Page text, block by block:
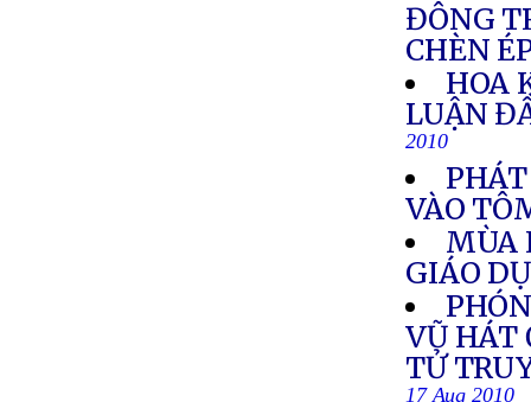
ĐÔNG
CHÈN
HOA
LUẬN
2010
VÀO
MÙA
GIÁO
VŨ HÁT
TỬ